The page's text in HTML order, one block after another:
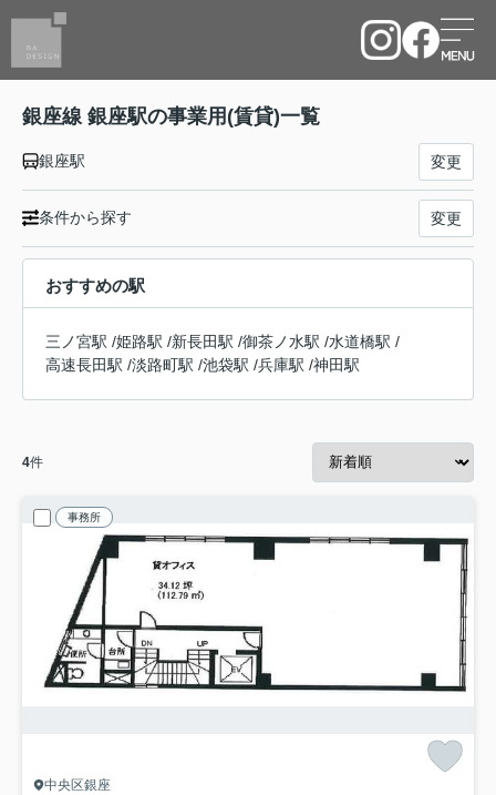
銀座線 銀座駅の事業用(賃貸)一覧
銀座駅 変更
条件から探す 変更
おすすめの駅
三ノ宮駅 /姫路駅 /新長田駅 /御茶ノ水駅 /水道橋駅 /
高速長田駅 /淡路町駅 /池袋駅 /兵庫駅 /神田駅
4件
事務所
中央区銀座